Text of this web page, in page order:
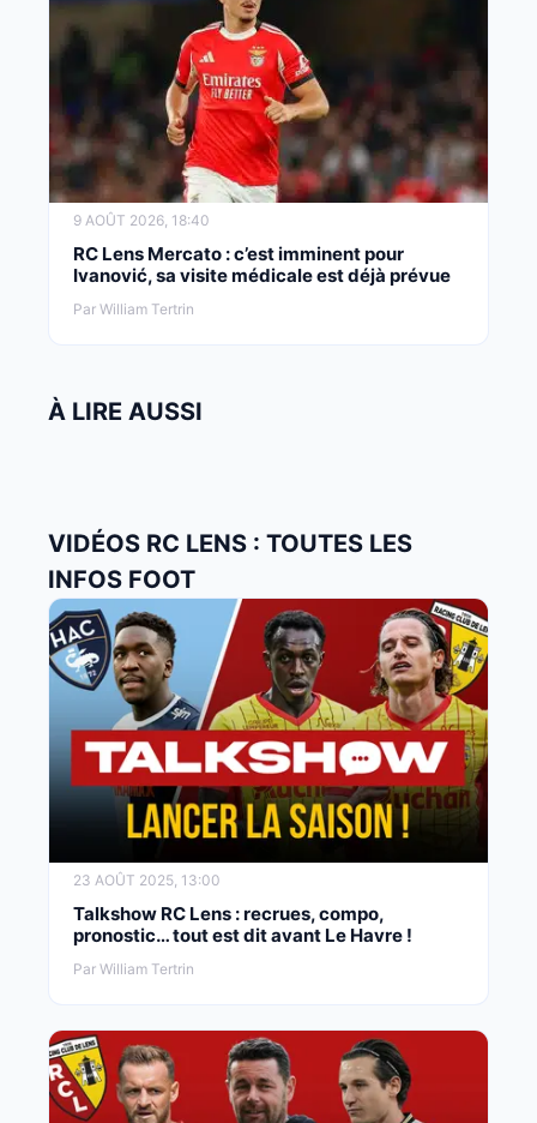
9 AOÛT 2026, 18:40
RC Lens Mercato : c’est imminent pour
Ivanović, sa visite médicale est déjà prévue
Par William Tertrin
À LIRE AUSSI
VIDÉOS RC LENS : TOUTES LES
INFOS FOOT
23 AOÛT 2025, 13:00
Talkshow RC Lens : recrues, compo,
pronostic… tout est dit avant Le Havre !
Par William Tertrin